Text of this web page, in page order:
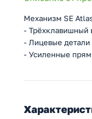
Механизм SE
- Трёхклавишный
- Лицевые детали
- Усиленные